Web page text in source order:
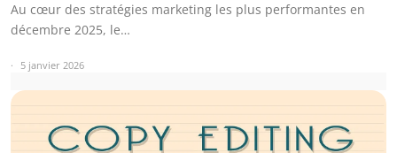
Au cœur des stratégies marketing les plus performantes en
décembre 2025, le…
5 janvier 2026